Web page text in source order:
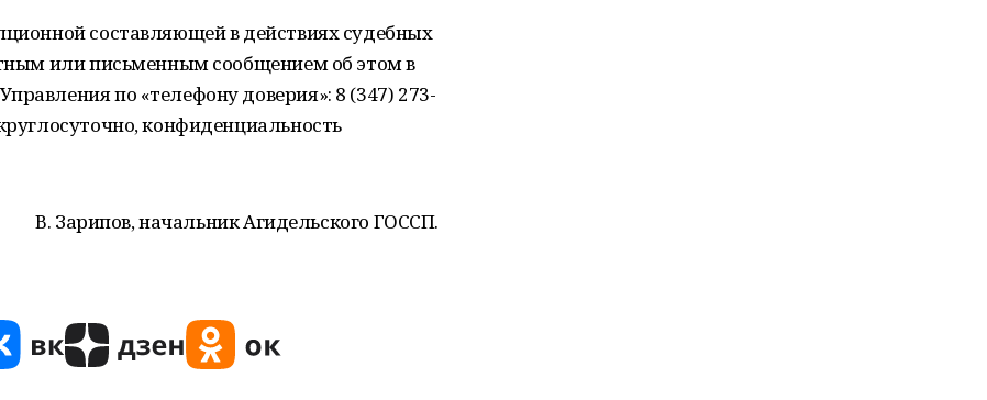
составляющей в действиях судебных
или письменным сообщением об этом в
по «телефону доверия»: 8 (347) 273-
конфиденциальность
В. Зарипов, начальник Агидельского ГОССП.